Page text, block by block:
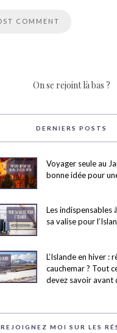
On se rejoint là bas ?
DERNIERS POSTS
Voyager seule au
bonne idée pour
Les indispensables
sa valise pour
L’Islande en hiver :
cauchemar ? Tout
devez savoir avant
REJOIGNEZ MOI SUR LES